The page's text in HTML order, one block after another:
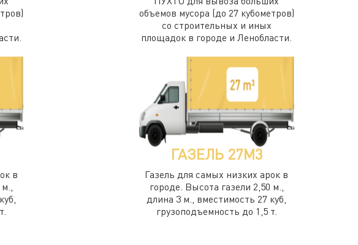
объемов мусора (до 27 кубометров)
со строительных и иных
площадок в городе и Ленобласти.
в
ГАЗЕЛЬ 27М3
Газель для самых низких арок в
городе. Высота газели 2,50 м.,
длина 3 м., вместимость 27 куб,
грузоподъемность до 1,5 т.